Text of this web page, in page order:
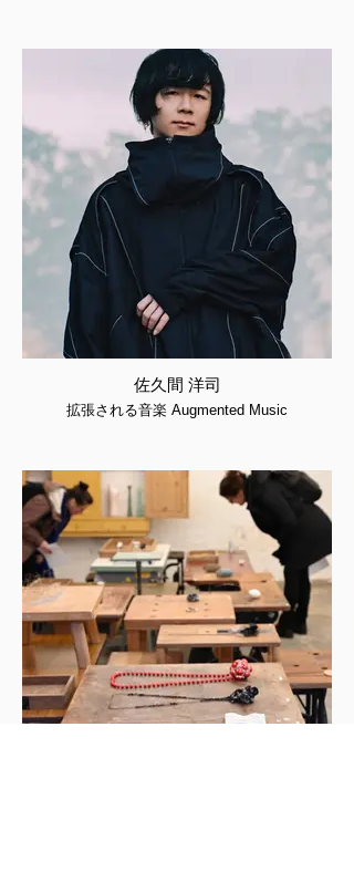
佐久間 洋司
拡張される音楽 Augmented Music